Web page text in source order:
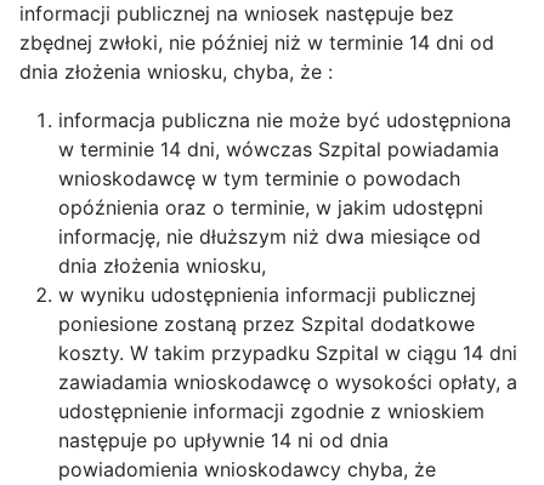
informacji publicznej na wniosek następuje bez
zbędnej zwłoki, nie później niż w terminie 14 dni od
dnia złożenia wniosku, chyba, że :
informacja publiczna nie może być udostępniona
w terminie 14 dni, wówczas Szpital powiadamia
wnioskodawcę w tym terminie o powodach
opóźnienia oraz o terminie, w jakim udostępni
informację, nie dłuższym niż dwa miesiące od
dnia złożenia wniosku,
w wyniku udostępnienia informacji publicznej
poniesione zostaną przez Szpital dodatkowe
koszty. W takim przypadku Szpital w ciągu 14 dni
zawiadamia wnioskodawcę o wysokości opłaty, a
udostępnienie informacji zgodnie z wnioskiem
następuje po upływnie 14 ni od dnia
powiadomienia wnioskodawcy chyba, że